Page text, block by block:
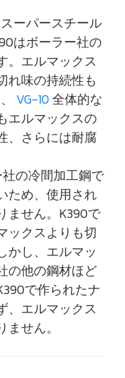
ーパースチール
はボーラー社の
。エルマックス
れ味の持続性も
VG-10全体的な
エルマックスの
、さらには耐腐
の冷間加工鋼で
ため、使用され
ません。K390で
ックスよりも切
かし、エルマッ
の他の鋼材ほど
で作られたナ
、エルマックス
せん。